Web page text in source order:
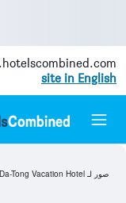
site in English
صور لـ Da-Tong Vacation Hotel